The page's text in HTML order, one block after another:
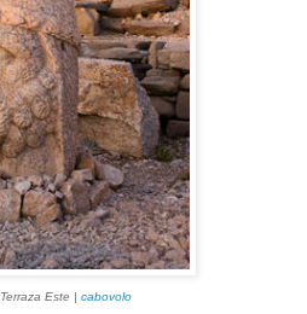
Terraza Este | cabovolo